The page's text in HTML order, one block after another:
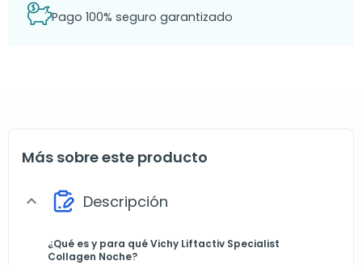
Pago 100% seguro garantizado
Más sobre este producto
expand_more Descripción
¿Qué es y para qué Vichy Liftactiv Specialist
Collagen Noche?